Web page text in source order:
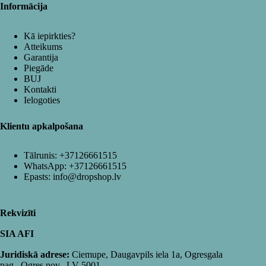
Informācija
Kā iepirkties?
Atteikums
Garantija
Piegāde
BUJ
Kontakti
Ielogoties
Klientu apkalpošana
Tālrunis: +37126661515
WhatsApp: +37126661515
Epasts: info@dropshop.lv
Rekvizīti
SIA AFI
Juridiskā adrese: Ciemupe, Daugavpils iela 1a, Ogresgala